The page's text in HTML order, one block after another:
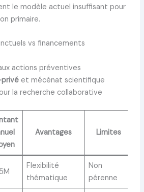
le modèle actuel insuffisant pour
primaire.
vs financements
actions préventives
et mécénat scientifique
la recherche collaborative
Avantages Limites
Flexibilité
thématique
Non
pérenne